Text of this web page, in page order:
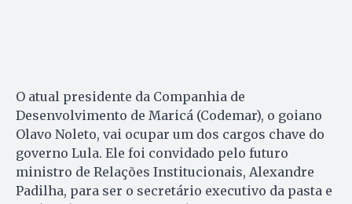
O atual presidente da Companhia de
Desenvolvimento de Maricá (Codemar), o goiano
Olavo Noleto, vai ocupar um dos cargos chave do
governo Lula. Ele foi convidado pelo futuro
ministro de Relações Institucionais, Alexandre
Padilha, para ser o secretário executivo da pasta e